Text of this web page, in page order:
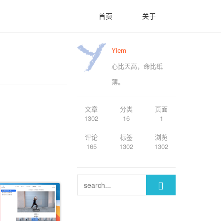
首页 关于
Yiem
心比天高，命比纸
薄。
文章
1302
评论
165
分类
16
标签
1302
页面
1
浏览
1302
